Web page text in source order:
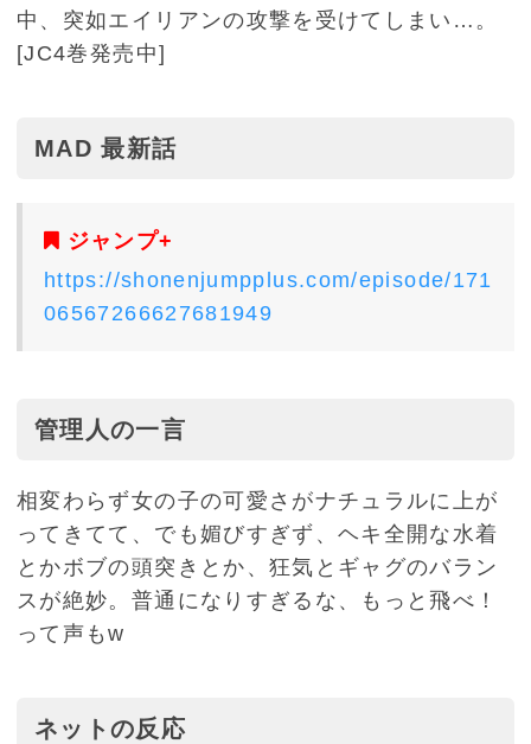
中、突如エイリアンの攻撃を受けてしまい…。
[JC4巻発売中]
MAD 最新話
ジャンプ+
https://shonenjumpplus.com/episode/171
06567266627681949
管理人の一言
相変わらず女の子の可愛さがナチュラルに上が
ってきてて、でも媚びすぎず、ヘキ全開な水着
とかボブの頭突きとか、狂気とギャグのバラン
スが絶妙。普通になりすぎるな、もっと飛べ！
って声もw
ネットの反応